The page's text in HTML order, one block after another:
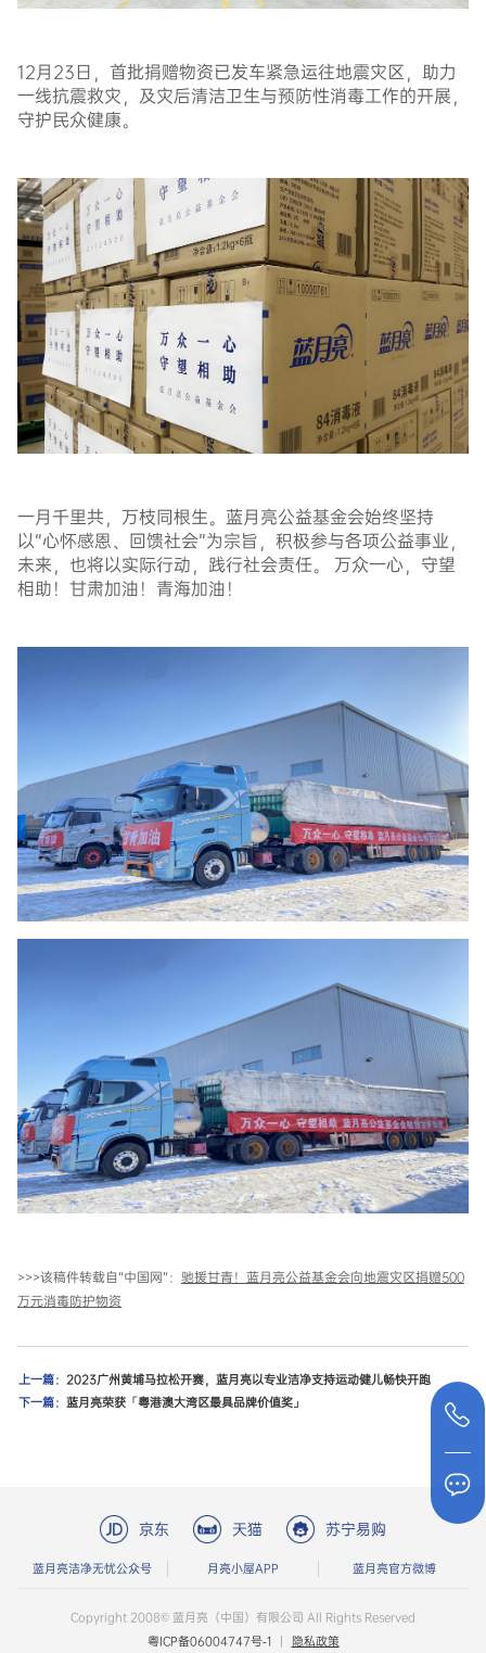
12月23日，首批捐赠物资已发车紧急运往地震灾区，助力
一线抗震救灾，及灾后清洁卫生与预防性消毒工作的开展，
守护民众健康。
一月千里共，万枝同根生。蓝月亮公益基金会始终坚持
以“心怀感恩、回馈社会”为宗旨，积极参与各项公益事业，
未来，也将以实际行动，践行社会责任。 万众一心，守望
相助！甘肃加油！青海加油！
>>>该稿件转载自“中国网”： 驰援甘青！蓝月亮公益基金会向地震灾区捐赠500
万元消毒防护物资
上一篇： 2023广州黄埔马拉松开赛，蓝月亮以专业洁净支持运动健儿畅快开跑
下一篇： 蓝月亮荣获「粤港澳大湾区最具品牌价值奖」
京东 天猫 苏宁易购
蓝月亮洁净无忧公众号 月亮小屋APP 蓝月亮官方微博
Copyright 2008© 蓝月亮（中国）有限公司 All Rights Reserved
粤ICP备06004747号-1
隐私政策